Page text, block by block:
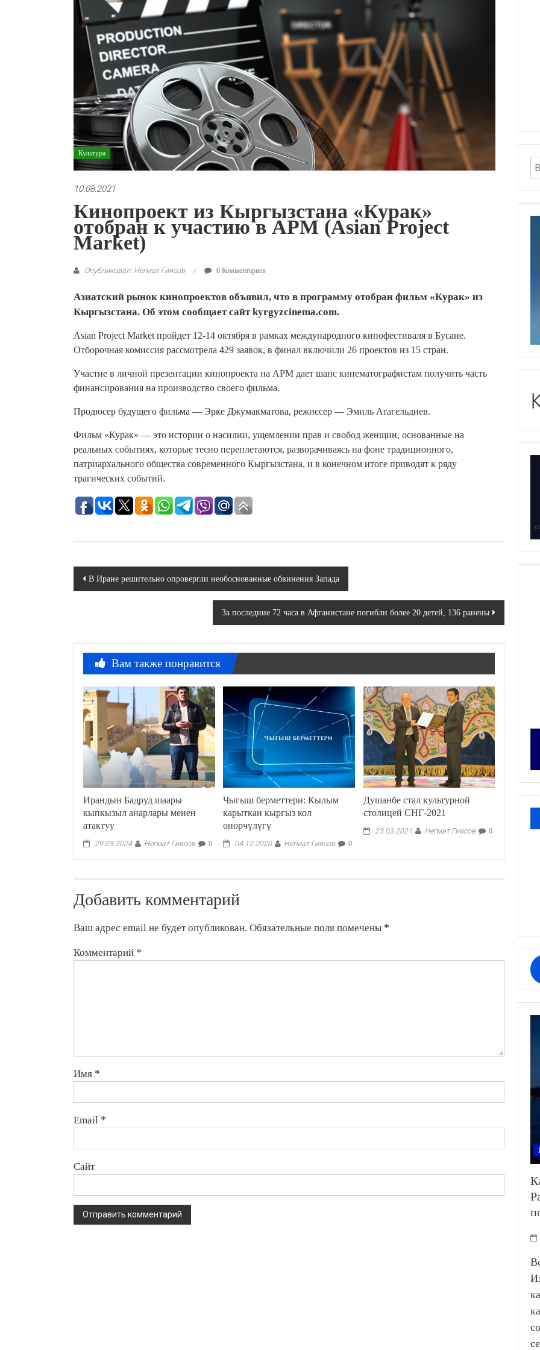
Культура
10.08.2021
Кинопроект из Кыргызстана «Курак»
отобран к участию в APM (Asian Project
Market)
Опубликовал: Негмат Гиясов 0 Комментариев
Азиатский рынок кинопроектов объявил, что в программу отобран фильм «Курак» из
Кыргызстана. Об этом сообщает сайт kyrgyzcinema.com.
Asian Project Market пройдет 12-14 октября в рамках международного кинофестиваля в Бусане.
Отборочная комиссия рассмотрела 429 заявок, в финал включили 26 проектов из 15 стран.
Участие в личной презентации кинопроекта на APM дает шанс кинематографистам получить часть
финансирования на производство своего фильма.
Продюсер будущего фильма — Эрке Джумакматова, режиссер — Эмиль Атагельдиев.
Фильм «Курак» — это истории о насилии, ущемлении прав и свобод женщин, основанные на
реальных событиях, которые тесно переплетаются, разворачиваясь на фоне традиционного,
патриархального общества современного Кыргызстана, и в конечном итоге приводят к ряду
трагических событий.
Навигация
В Иране решительно опровергли необоснованные обвинения Запада
За последние 72 часа в Афганистане погибли более 20 детей, 136 ранены
Вам также понравится
Ирандын Бадруд шаары
кыпкызыл анарлары менен
атактуу
29.03.2024 Негмат Гиясов 0
Чыгыш берметтери: Кылым
карыткан кыргыз кол
өнөрчүлүгү
04.12.2020 Негмат Гиясов 0
Душанбе стал культурной
столицей СНГ-2021
23.03.2021 Негмат Гиясов 0
Добавить комментарий
Ваш адрес email не будет опубликован. Обязательные поля помечены *
Комментарий *
Имя *
Email *
Сайт